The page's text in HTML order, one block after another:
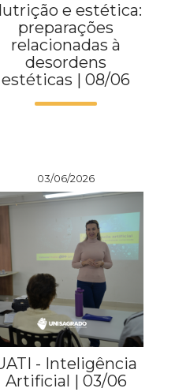
e estética:
preparações
relacionadas à
desordens
estéticas | 08/06
03/06/2026
- Inteligência
Artificial | 03/06